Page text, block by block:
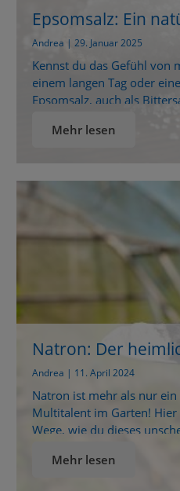
Epsomsalz: Ein
Allrounder für
Pflege
Andrea | 29. Januar 2025
Kennst du das Gefühl von
einem langen Tag oder
Epsomsalz, auch als
genau dabei helfen kann.
Jahrhunderten in
Mehr lesen
Natron: Der
Garten
Andrea | 11. April 2024
Natron ist mehr als nur
Multitalent im Garten!
Wege, wie du dieses
um die Vielseitigkeit zu
Mehr lesen